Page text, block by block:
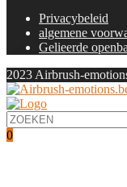
Privacybeleid
algemene
Gelieerde
2023 Airbrush-
0